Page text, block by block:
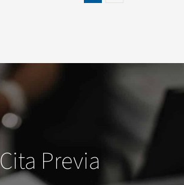
Cita Previa